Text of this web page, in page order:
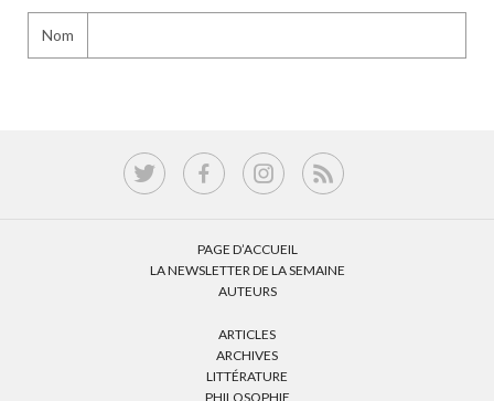
Nom
PAGE D’ACCUEIL
LA NEWSLETTER DE LA SEMAINE
AUTEURS
ARTICLES
ARCHIVES
LITTÉRATURE
PHILOSOPHIE